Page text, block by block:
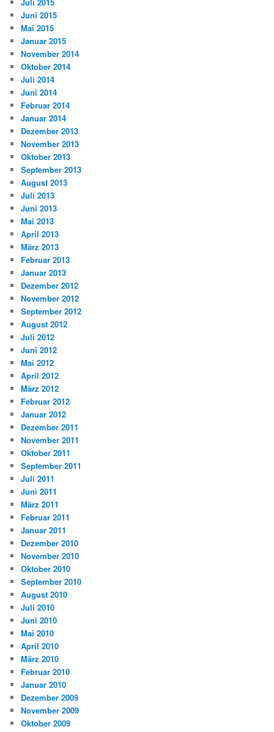
Juli 2015
Juni 2015
Mai 2015
Januar 2015
November 2014
Oktober 2014
Juli 2014
Juni 2014
Februar 2014
Januar 2014
Dezember 2013
November 2013
Oktober 2013
September 2013
August 2013
Juli 2013
Juni 2013
Mai 2013
April 2013
März 2013
Februar 2013
Januar 2013
Dezember 2012
November 2012
September 2012
August 2012
Juli 2012
Juni 2012
Mai 2012
April 2012
März 2012
Februar 2012
Januar 2012
Dezember 2011
November 2011
Oktober 2011
September 2011
Juli 2011
Juni 2011
März 2011
Februar 2011
Januar 2011
Dezember 2010
November 2010
Oktober 2010
September 2010
August 2010
Juli 2010
Juni 2010
Mai 2010
April 2010
März 2010
Februar 2010
Januar 2010
Dezember 2009
November 2009
Oktober 2009